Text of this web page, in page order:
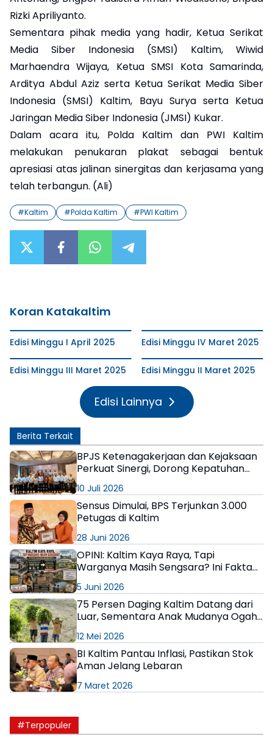
Rizki Apriliyanto.
Sementara pihak media yang hadir, Ketua Serikat
Media Siber Indonesia (SMSI) Kaltim, Wiwid
Marhaendra Wijaya, Ketua SMSI Kota Samarinda,
Arditya Abdul Aziz serta Ketua Serikat Media Siber
Indonesia (SMSI) Kaltim, Bayu Surya serta Ketua
Jaringan Media Siber Indonesia (JMSI) Kukar.
Dalam acara itu, Polda Kaltim dan PWI Kaltim
melakukan penukaran plakat sebagai bentuk
apresiasi atas jalinan sinergitas dan kerjasama yang
telah terbangun. (Ali)
#Kaltim #Polda Kaltim #PWI Kaltim
Koran Katakaltim
Edisi Minggu I April 2025 Edisi Minggu IV Maret 2025
Edisi Minggu III Maret 2025 Edisi Minggu II Maret 2025
Edisi Lainnya
Berita Terkait
BPJS Ketenagakerjaan dan Kejaksaan
Perkuat Sinergi, Dorong Kepatuhan
Kaltim
10 Juli 2026
Sensus Dimulai, BPS Terjunkan 3.000
Petugas di Kaltim
28 Juni 2026
OPINI: Kaltim Kaya Raya, Tapi
Warganya Masih Sengsara? Ini Fakta
5 Juni 2026
75 Persen Daging Kaltim Datang dari
Luar, Sementara Anak Mudanya Ogah
12 Mei 2026
BI Kaltim Pantau Inflasi, Pastikan Stok
Aman Jelang Lebaran
7 Maret 2026
#Terpopuler